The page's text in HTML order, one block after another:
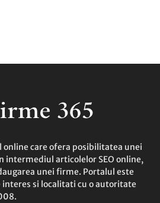
online care ofera posibilitatea unei
intermediul articolelor SEO online,
unei firme. Portalul este
si localitati cu o autoritate